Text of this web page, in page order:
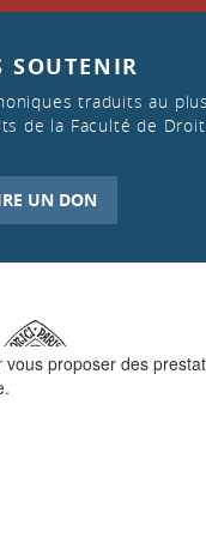
proposer des
SOUTENIR
traduits au
de la Faculté de
UN DON